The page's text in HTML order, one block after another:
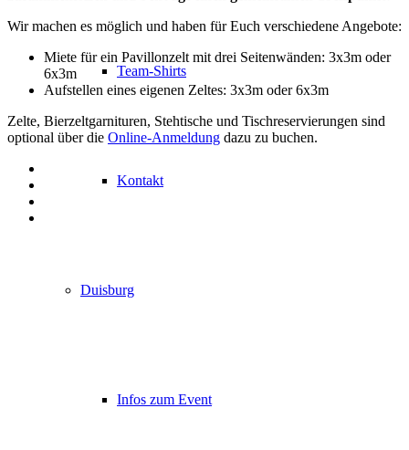
Team-Shirts
Kontakt
Duisburg
Infos zum Event
Wir machen es möglich und haben für Euch verschiedene Angebote:
Miete für ein Pavillonzelt mit drei Seitenwänden: 3x3m oder
6x3m
Aufstellen eines eigenen Zeltes: 3x3m oder 6x3m
Zelte, Bierzeltgarnituren, Stehtische und Tischreservierungen sind
optional über die Online-Anmeldung dazu zu buchen.